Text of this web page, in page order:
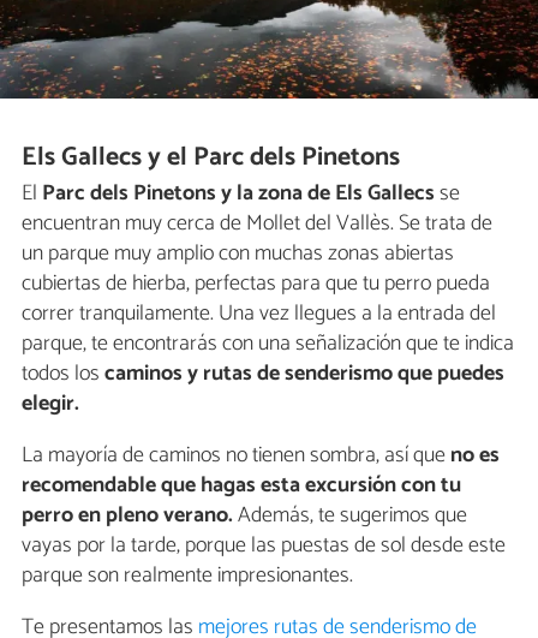
Els Gallecs y el Parc dels Pinetons
El Parc dels Pinetons y la zona de Els Gallecsse
encuentran muy cerca de Mollet del Vallès. Se trata de
un parque muy amplio con muchas zonas abiertas
cubiertas de hierba, perfectas para que tu perro pueda
correr tranquilamente. Una vez llegues a la entrada del
parque, te encontrarás con una señalización que te indica
todos loscaminos y rutas de senderismo que puedes
elegir.
La mayoría de caminos no tienen sombra, así queno es
recomendable que hagas esta excursión con tu
perro en pleno verano.Además, te sugerimos que
vayas por la tarde, porque las puestas de sol desde este
parque son realmente impresionantes.
Te presentamos las mejores rutas de senderismo de